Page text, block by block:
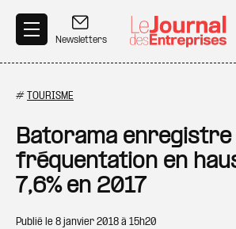
Newsletters
# TOURISME
Batorama enregistre
fréquentation en
7,6% en 2017
Publié le 8 janvier 2018 à 15h20